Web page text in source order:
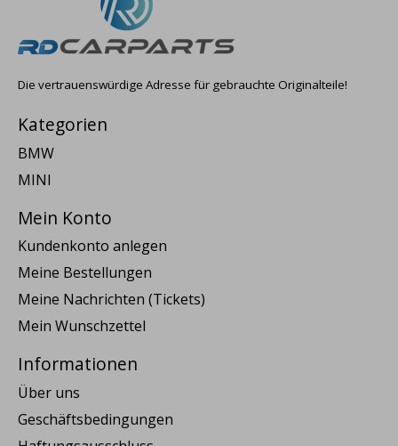
Die vertrauenswürdige Adresse für gebrauchte Originalteile!
Kategorien
BMW
MINI
Mein Konto
Kundenkonto anlegen
Meine Bestellungen
Meine Nachrichten (Tickets)
Mein Wunschzettel
Informationen
Über uns
Geschäftsbedingungen